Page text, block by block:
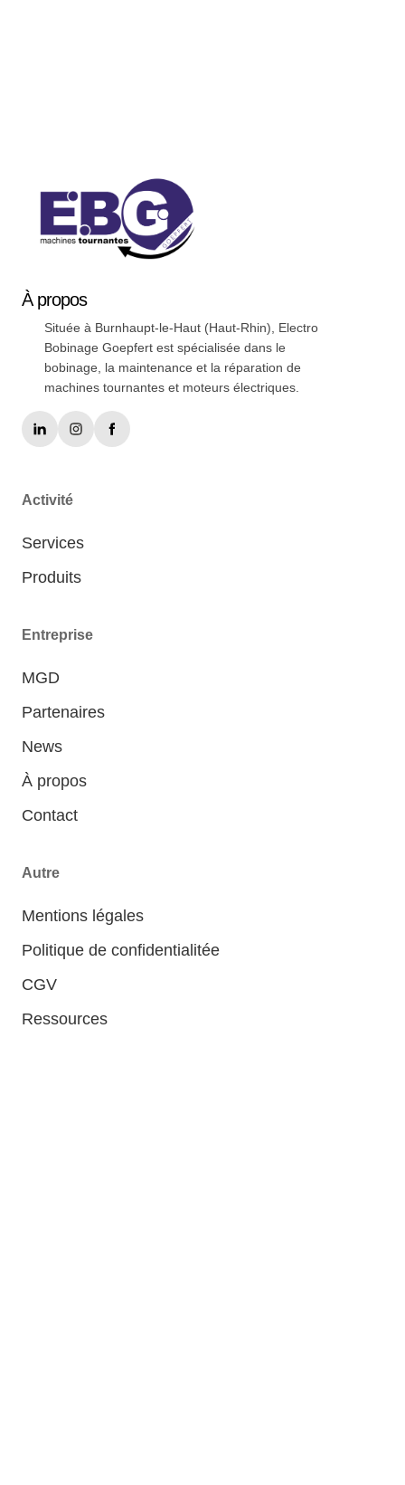
Àpropos
Située à Burnhaupt-le-Haut (Haut-Rhin), Electro
Bobinage Goepfert est spécialisée dans le
bobinage, la maintenance et la réparation de
machines tournantes et moteurs électriques.
Activité
Services
Produits
Entreprise
MGD
Partenaires
News
À propos
Contact
Autre
Mentions légales
Politique de confidentialitée
CGV
Ressources